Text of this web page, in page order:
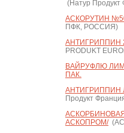
(Натур
АСКОРУТИН
ПФК, РОССИЯ)
АНТИГРИППИН
PRODUKT
ВАЙРУФЛЮ
ПАК.
АНТИГРИППИН
Продукт
АСКОПРОМ/